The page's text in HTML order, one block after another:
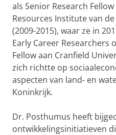
als Senior Research
Resources Institute van
(2009-2015), waar ze in
Early Career Researchers
Fellow aan Cranfield
zich richtte op
aspecten van land- en
Koninkrijk.
Dr. Posthumus heeft
ontwikkelingsinitiatieven